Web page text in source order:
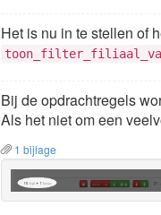
Het is nu in te stellen of
Bij de opdrachtregels
Als het niet om een
1 bijlage